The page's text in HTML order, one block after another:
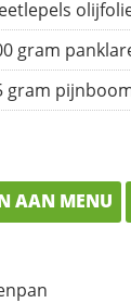
gram
gram
AAN MENU